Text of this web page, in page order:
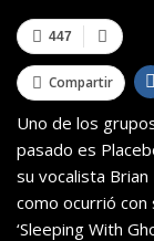
447
Compartir
Uno de los
pasado es
su vocalista
como ocurrió
‘Sleeping With